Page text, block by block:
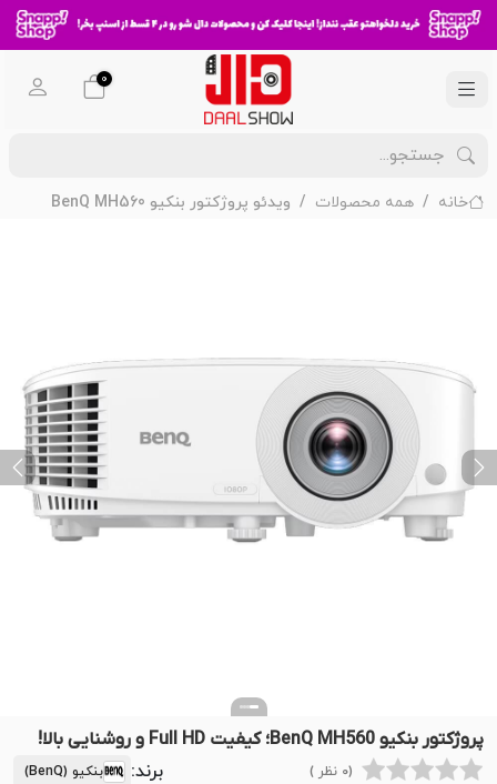
0
خانه همه محصولات ویدئو پروژکتور بنکیو BenQ MH560
Previous
پروژکتور بنکیو BenQ MH560؛ کیفیت Full HD و روشنایی بالا!
(0 نظر ) برند: بنکیو (BenQ)